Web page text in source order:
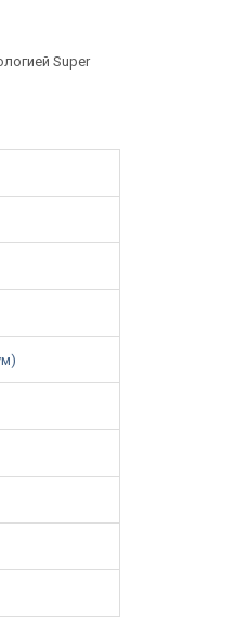
Super